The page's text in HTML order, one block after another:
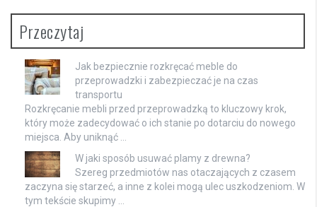
Przeczytaj
Jak bezpiecznie rozkręcać meble do
przeprowadzki i zabezpieczać je na czas
transportu
Rozkręcanie mebli przed przeprowadzką to kluczowy krok,
który może zadecydować o ich stanie po dotarciu do nowego
miejsca. Aby uniknąć …
W jaki sposób usuwać plamy z drewna?
Szereg przedmiotów nas otaczających z czasem
zaczyna się starzeć, a inne z kolei mogą ulec uszkodzeniom. W
tym tekście skupimy …